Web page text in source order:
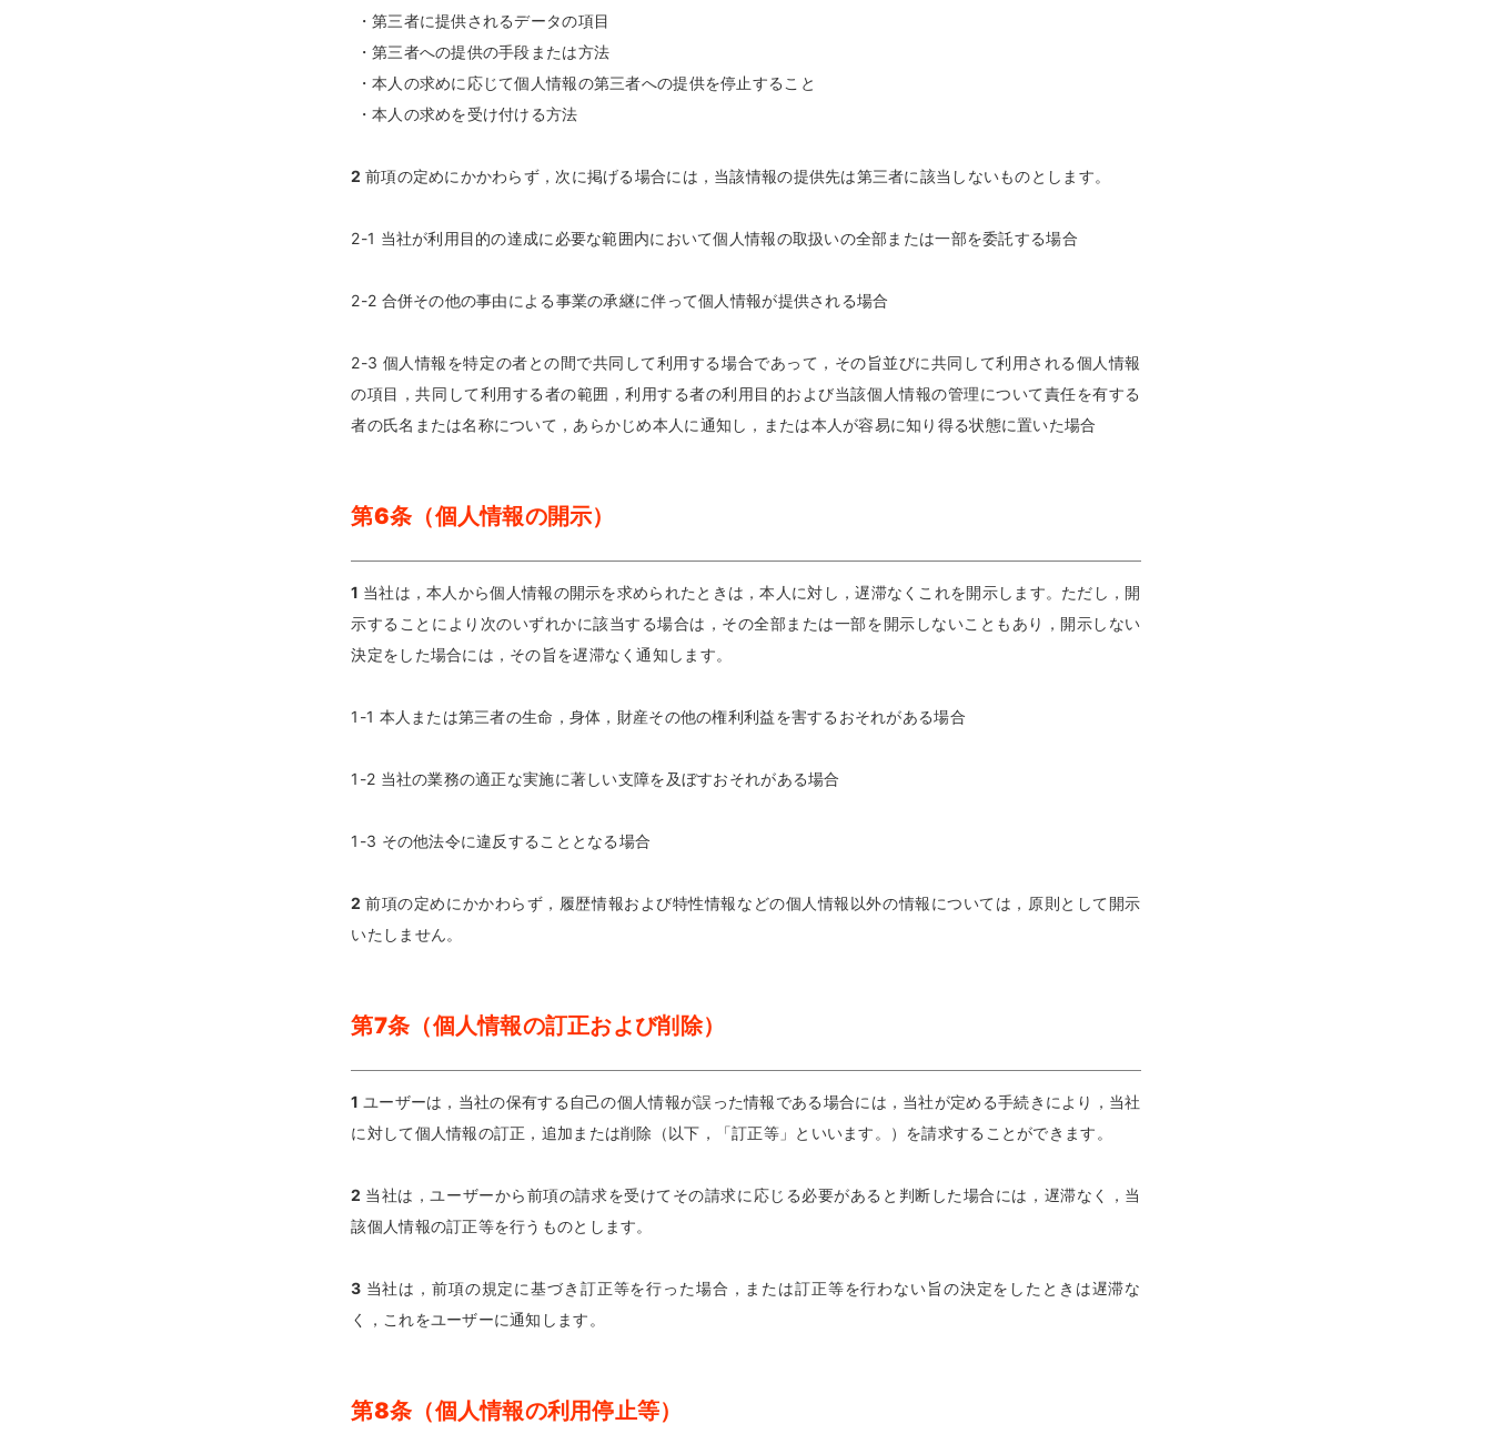
・第三者に提供されるデータの項目
・第三者への提供の手段または方法
・本人の求めに応じて個人情報の第三者への提供を停止すること
・本人の求めを受け付ける方法
2 前項の定めにかかわらず，次に掲げる場合には，当該情報の提供先は第三者に該当しないものとします。
2-1 当社が利用目的の達成に必要な範囲内において個人情報の取扱いの全部または一部を委託する場合
2-2 合併その他の事由による事業の承継に伴って個人情報が提供される場合
2-3 個人情報を特定の者との間で共同して利用する場合であって，その旨並びに共同して利用される個人情報
の項目，共同して利用する者の範囲，利用する者の利用目的および当該個人情報の管理について責任を有する
者の氏名または名称について，あらかじめ本人に通知し，または本人が容易に知り得る状態に置いた場合
第6条（個人情報の開示）
1 当社は，本人から個人情報の開示を求められたときは，本人に対し，遅滞なくこれを開示します。ただし，開
示することにより次のいずれかに該当する場合は，その全部または一部を開示しないこともあり，開示しない
決定をした場合には，その旨を遅滞なく通知します。
1-1 本人または第三者の生命，身体，財産その他の権利利益を害するおそれがある場合
1-2 当社の業務の適正な実施に著しい支障を及ぼすおそれがある場合
1-3 その他法令に違反することとなる場合
2前項の定めにかかわらず，履歴情報および特性情報などの個人情報以外の情報については，原則として開示
いたしません。
第7条（個人情報の訂正および削除）
1 ユーザーは，当社の保有する自己の個人情報が誤った情報である場合には，当社が定める手続きにより，当社
に対して個人情報の訂正，追加または削除（以下，「訂正等」といいます。）を請求することができます。
2 当社は，ユーザーから前項の請求を受けてその請求に応じる必要があると判断した場合には，遅滞なく，当
該個人情報の訂正等を行うものとします。
3 当社は，前項の規定に基づき訂正等を行った場合，または訂正等を行わない旨の決定をしたときは遅滞な
く，これをユーザーに通知します。
第8条（個人情報の利用停止等）